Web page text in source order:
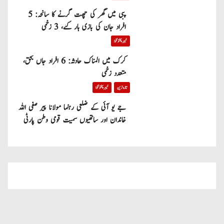
پبی میں گھر کی چھت گرنے کا سانحہ: 5
افراد جان کی بازی ہار گئے، 3 زخمی
خیبر پختونخوا
کرک میں المناک حادثہ: 6 افراد جاں بحق،
متعدد زخمی
تازہ ترین خیبر پختونخوا
جے یو آئی کے ضلعی رہنما مولانا پیر صفی اللہ
خاندان اور ساتھیوں سمیت قومی وطن پارٹی